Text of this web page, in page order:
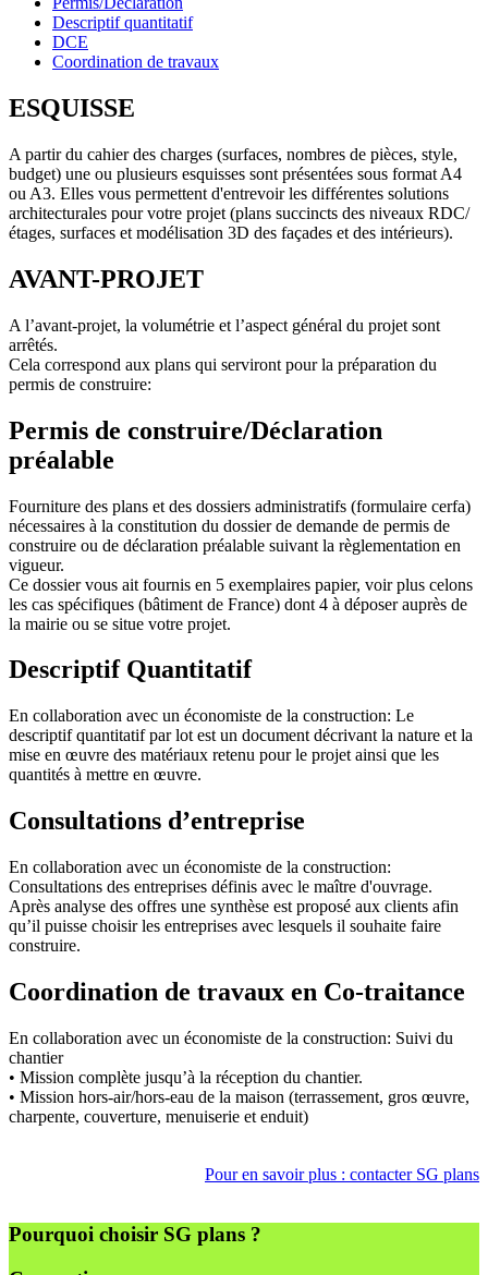
Descriptif quantitatif
DCE
Coordination de travaux
ESQUISSE
A partir du cahier des charges (surfaces, nombres de pièces, style,
budget) une ou plusieurs esquisses sont présentées sous format A4
ou A3. Elles vous permettent d'entrevoir les différentes solutions
architecturales pour votre projet (plans succincts des niveaux RDC/
étages, surfaces et modélisation 3D des façades et des intérieurs).
AVANT-PROJET
A l’avant-projet, la volumétrie et l’aspect général du projet sont
arrêtés.
Cela correspond aux plans qui serviront pour la préparation du
permis de construire:
Permis de construire/Déclaration
préalable
Fourniture des plans et des dossiers administratifs (formulaire cerfa)
nécessaires à la constitution du dossier de demande de permis de
construire ou de déclaration préalable suivant la règlementation en
vigueur.
Ce dossier vous ait fournis en 5 exemplaires papier, voir plus celons
les cas spécifiques (bâtiment de France) dont 4 à déposer auprès de
la mairie ou se situe votre projet.
Descriptif Quantitatif
En collaboration avec un économiste de la construction: Le
descriptif quantitatif par lot est un document décrivant la nature et la
mise en œuvre des matériaux retenu pour le projet ainsi que les
quantités à mettre en œuvre.
Consultations d’entreprise
En collaboration avec un économiste de la construction:
Consultations des entreprises définis avec le maître d'ouvrage.
Après analyse des offres une synthèse est proposé aux clients afin
qu’il puisse choisir les entreprises avec lesquels il souhaite faire
construire.
Coordination de travaux en Co-traitance
En collaboration avec un économiste de la construction: Suivi du
chantier
• Mission complète jusqu’à la réception du chantier.
• Mission hors-air/hors-eau de la maison (terrassement, gros œuvre,
charpente, couverture, menuiserie et enduit)
Pour en savoir plus : contacter SG plans
Pourquoi choisir SG plans ?